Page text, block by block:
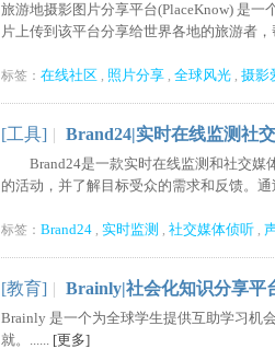
旅游地摄影图片分享平台(PlaceKnow) 是
片上传到该平台分享给世界各地的旅游者
标签： 在线社区 , 照片分享 , 全球风光 , 摄影
[工具] | Brand24|实时在线监测社
Brand24是一款实时在线监测和社交媒
的活动，并了解目标受众的需求和反馈。
标签： Brand24 , 实时监测 , 社交媒体侦听 ,
[教育] | Brainly|社会化知识分享平
Brainly 是一个为全球学生提供互助学习机
就。...... [更多]